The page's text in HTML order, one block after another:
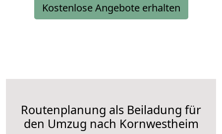
Kostenlose Angebote erhalten
Routenplanung als Beiladung für
den Umzug nach Kornwestheim